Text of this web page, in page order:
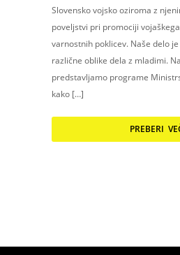
Slovensko vojsko oziroma z
poveljstvi pri promociji
varnostnih poklicev. Naše delo
različne oblike dela z mladimi.
predstavljamo programe
kako […]
PREBERI